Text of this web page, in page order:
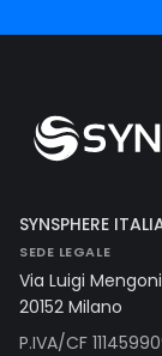
SYNSPHERE
SEDE LEGALE
Via Luigi
20152 Milano
P.IVA/CF